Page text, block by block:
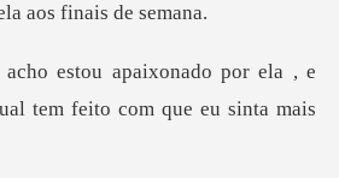
por ela , e
tem